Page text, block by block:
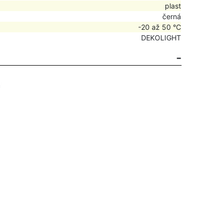
plast
černá
-20 až 50 °C
DEKOLIGHT